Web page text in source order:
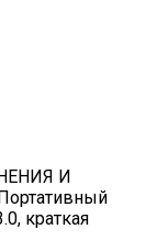
И
краткая